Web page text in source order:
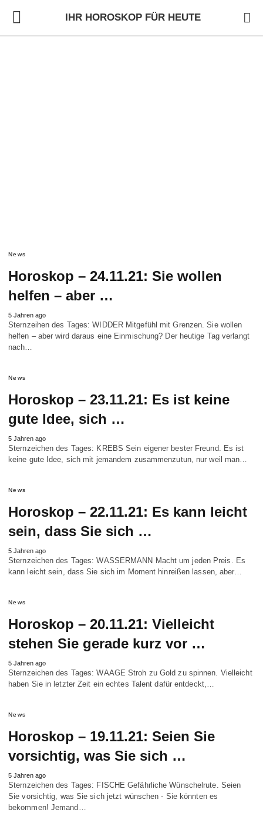
IHR HOROSKOP FÜR HEUTE
News
Horoskop – 24.11.21: Sie wollen
helfen – aber …
5 Jahren ago
Sternzeihen des Tages: WIDDER Mitgefühl mit Grenzen. Sie wollen
helfen – aber wird daraus eine Einmischung? Der heutige Tag verlangt
nach…
News
Horoskop – 23.11.21: Es ist keine
gute Idee, sich …
5 Jahren ago
Sternzeichen des Tages: KREBS Sein eigener bester Freund. Es ist
keine gute Idee, sich mit jemandem zusammenzutun, nur weil man…
News
Horoskop – 22.11.21: Es kann leicht
sein, dass Sie sich …
5 Jahren ago
Sternzeichen des Tages: WASSERMANN Macht um jeden Preis. Es
kann leicht sein, dass Sie sich im Moment hinreißen lassen, aber…
News
Horoskop – 20.11.21: Vielleicht
stehen Sie gerade kurz vor …
5 Jahren ago
Sternzeichen des Tages: WAAGE Stroh zu Gold zu spinnen. Vielleicht
haben Sie in letzter Zeit ein echtes Talent dafür entdeckt,…
News
Horoskop – 19.11.21: Seien Sie
vorsichtig, was Sie sich …
5 Jahren ago
Sternzeichen des Tages: FISCHE Gefährliche Wünschelrute. Seien
Sie vorsichtig, was Sie sich jetzt wünschen - Sie könnten es
bekommen! Jemand…